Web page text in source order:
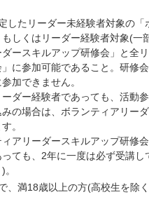
したリーダー未経験者対象の「
しくはリーダー経験者対象(一
ースキルアップ研修会」と全
」に参加可能であること。研修
加できません。
ダー経験者であっても、活動
の場合は、ボランティアリー
。
アリーダースキルアップ研修
ても、2年に一度は必ず受講し
、満18歳以上の方(高校生を除く